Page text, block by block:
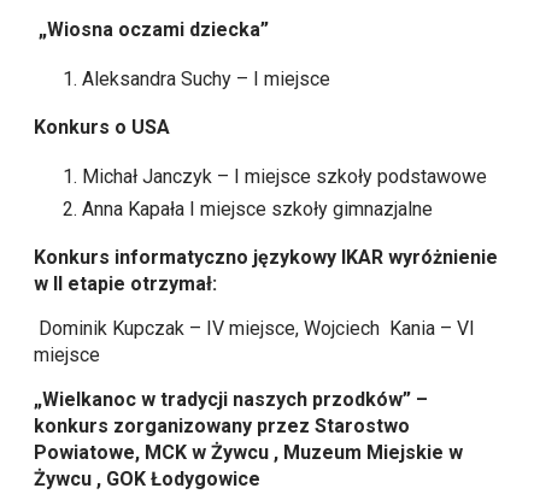
„Wiosna oczami dziecka”
Aleksandra Suchy – I miejsce
Konkurs o USA
Michał Janczyk – I miejsce szkoły podstawowe
Anna Kapała I miejsce szkoły gimnazjalne
Konkurs informatyczno językowy IKAR wyróżnienie
w II etapie otrzymał:
Dominik Kupczak – IV miejsce, Wojciech Kania – VI
miejsce
„Wielkanoc w tradycji naszych przodków” –
konkurs zorganizowany przez Starostwo
Powiatowe, MCK w Żywcu , Muzeum Miejskie w
Żywcu , GOK Łodygowice